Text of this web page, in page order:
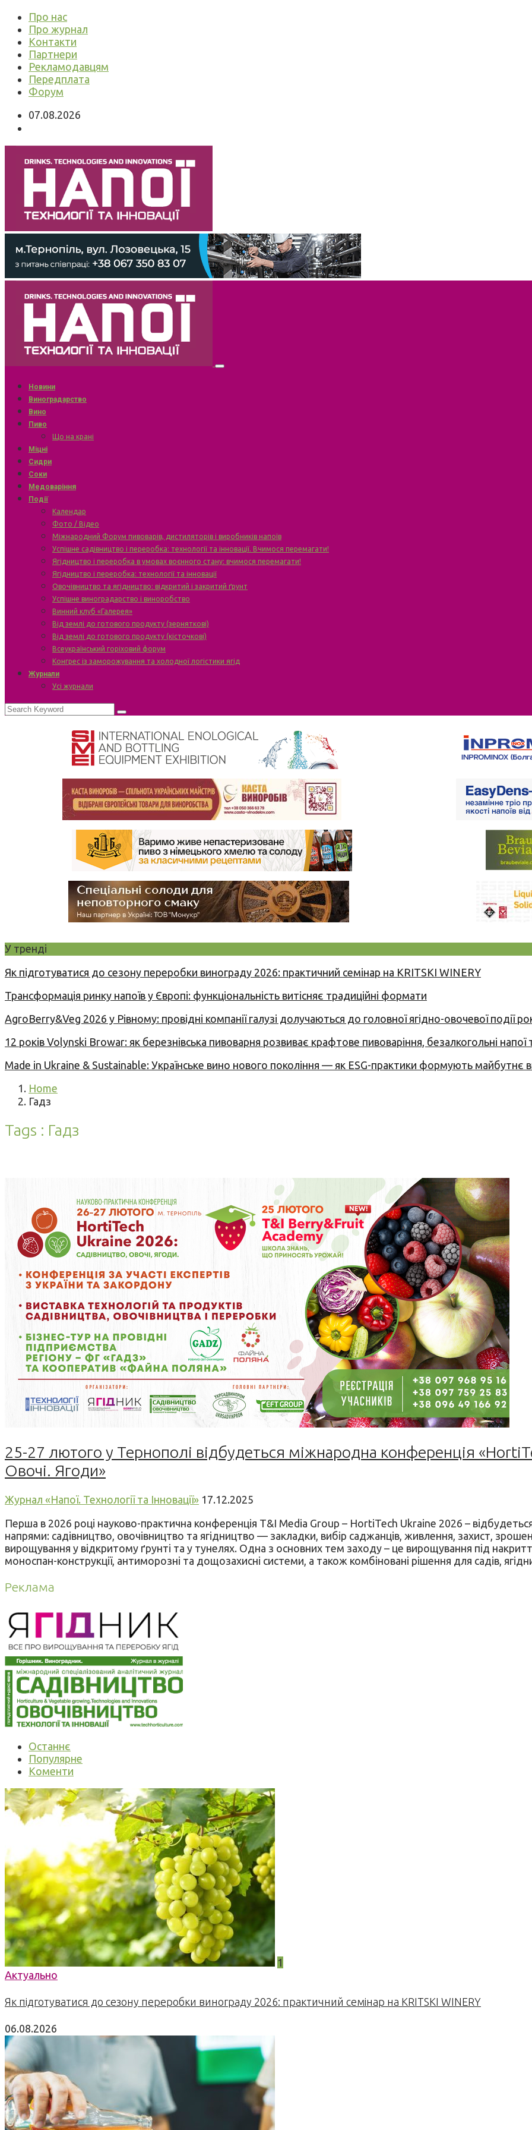
Про нас
Про журнал
Контакти
Партнери
Рекламодавцям
Передплата
Форум
07.08.2026
Новини
Виноградарство
Вино
Пиво
Що на крані
Міцні
Сидри
Соки
Медоваріння
Події
Календар
Фото / Відео
Міжнародний Форум пивоварів, дистиляторів і виробників напоїв
Успішне садівництво і переробка: технології та інновації. Вчимося перемагати!
Ягідництво і переробка в умовах воєнного стану: вчимося перемагати!
Ягідництво і переробка: технології та інновації
Овочівництво та ягідництво: відкритий і закритий ґрунт
Успішне виноградарство і виноробство
Винний клуб «Галерея»
Від землі до готового продукту (зерняткові)
Від землі до готового продукту (кісточкові)
Всеукраїнський горіховий форум
Конгрес із заморожування та холодної логістики ягід
Журнали
Усі журнали
У тренді
Як підготуватися до сезону переробки винограду 2026: практичний семінар на KRITSKI WINERY
Трансформація ринку напоїв у Європі: функціональність витісняє традиційні формати
AgroBerry&Veg 2026 у Рівному: провідні компанії галузі долучаються до головної ягідно-овочевої події
12 років Volynski Browar: як березнівська пивоварня розвиває крафтове пивоваріння, безалкогольні напої
Made in Ukraine & Sustainable: Українське вино нового покоління — як ESG-практики формують майбутнє
Home
Гадз
Tags : Гадз
25-27 лютого у Тернополі відбудеться міжнародна конференція
Овочі. Ягоди»
Журнал «Напої. Технології та Інновації» 17.12.2025
Перша в 2026 році науково-практична конференція T&I Media Group – HortiTech Ukraine 2026 –
напрями: садівництво, овочівництво та ягідництво — закладки, вибір саджанців, живлення, захист,
вирощування у відкритому ґрунті та у тунелях. Одна з основних тем заходу – це вирощування під
моноспан-конструкції, антиморозні та дощозахисні системи, а також комбіновані рішення для садів,
Реклама
Останнє
Популярне
Коменти
1
Актуально
Як підготуватися до сезону переробки винограду 2026: практичний семінар на KRITSKI WINERY
06.08.2026